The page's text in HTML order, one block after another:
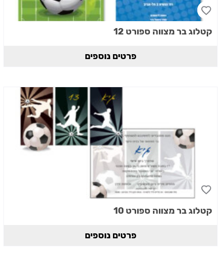
קטלוג בר מצווה ספורט 12
פרטים נוספים
קטלוג בר מצווה ספורט 10
פרטים נוספים